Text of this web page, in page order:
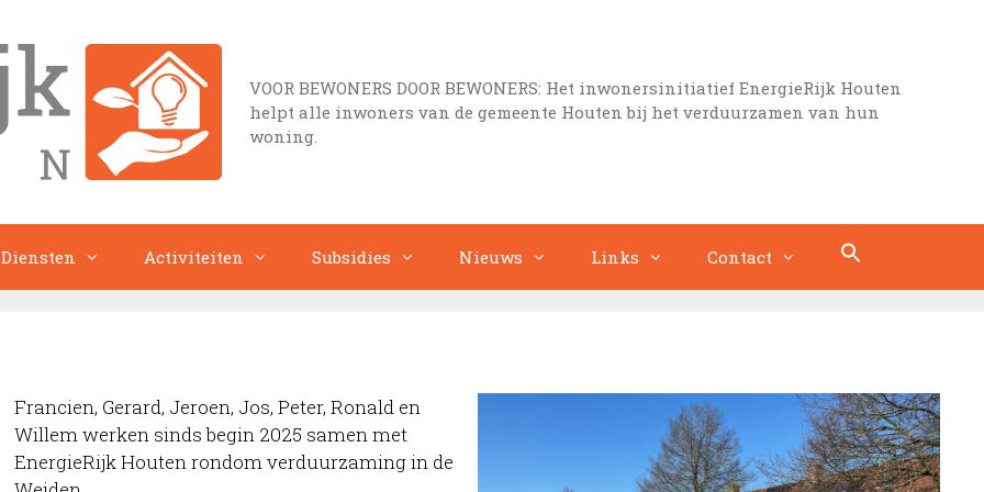
VOOR BEWONERS DOOR BEWONERS: Het inwonersinitiatief EnergieRijk Houten
helpt alle inwoners van de gemeente Houten bij het verduurzamen van hun
woning.
Diensten Activiteiten Subsidies Nieuws Links Contact
Francien, Gerard, Jeroen, Jos, Peter, Ronald en
Willemwerken sinds begin 2025 samen met
EnergieRijk Houten rondom verduurzaming in de